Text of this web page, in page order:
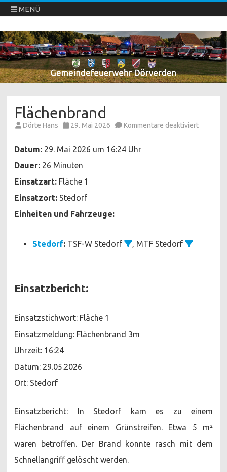
MENÜ
Freiwillige Feuerwehren Dörverden
Direkt
zum
Inhalt
springen
Flächenbrand
Dörte Hans 29. Mai 2026 Kommentare deaktiviertfür
Datum: 29. Mai 2026 um 16:24 Uhr
Dauer: 26 Minuten
Einsatzart: Fläche 1
Einsatzort: Stedorf
Einheiten und Fahrzeuge:
Stedorf: TSF-W Stedorf , MTF Stedorf
Einsatzbericht:
Einsatzstichwort: Fläche 1
Einsatzmeldung: Flächenbrand 3m
Uhrzeit: 16:24
Datum: 29.05.2026
Ort: Stedorf
Einsatzbericht: In Stedorf kam es zu einem
Flächenbrand auf einem Grünstreifen. Etwa 5 m²
waren betroffen. Der Brand konnte rasch mit dem
Schnellangriff gelöscht werden.